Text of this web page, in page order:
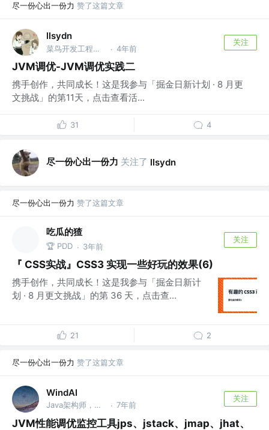
尽一份心出一份力 赞了这篇文章
llsydn
菜鸟开发工程师 @菜鸟开发公司 · 4年前
关注
JVM调优-JVM调优实践二
携手创作，共同成长！这是我参与「掘金日新计划 · 8 月更
文挑战」的第11天，点击查看活...
31 4
尽一份心出一份力 关注了 llsydn
尽一份心出一份力 赞了这篇文章
吃瓜的猹
🏆 PDD · 3年前
关注
『 CSS实战』CSS3 实现一些好玩的效果(6)
携手创作，共同成长！这是我参与「掘金日新计
划 · 8 月更文挑战」的第 36 天，点击查...
21 2
尽一份心出一份力 赞了这篇文章
WindAI
Java架构师，人工智能 · 7年前
关注
JVM性能调优监控工具jps、jstack、jmap、jhat、